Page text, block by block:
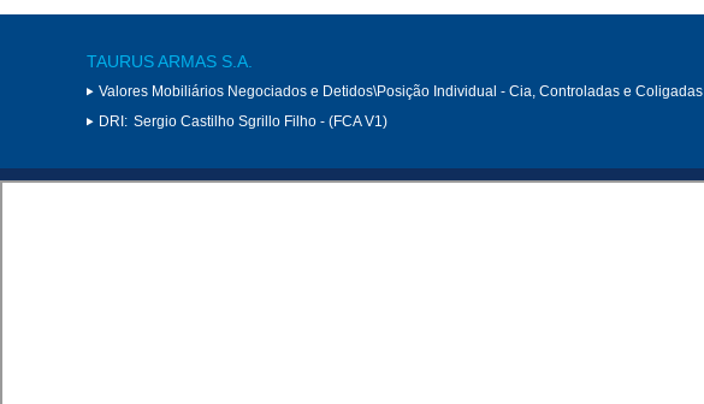
TAURUS ARMAS S.A.
Valores Mobiliários Negociados e Detidos\Posição Individual - Cia, Controladas e Coligadas
DRI: Sergio Castilho Sgrillo Filho - (FCA V1)